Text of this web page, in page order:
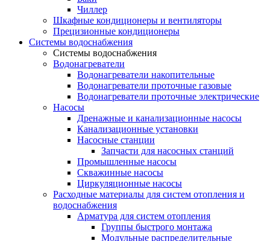
Чиллер
Шкафные кондиционеры и вентиляторы
Прецизионные кондиционеры
Системы водоснабжения
Системы водоснабжения
Водонагреватели
Водонагреватели накопительные
Водонагреватели проточные газовые
Водонагреватели проточные электрические
Насосы
Дренажные и канализационные насосы
Канализационные установки
Насосные станции
Запчасти для насосных станций
Промышленные насосы
Скважинные насосы
Циркуляционные насосы
Расходные материалы для систем отопления и
водоснабжения
Арматура для систем отопления
Группы быстрого монтажа
Модульные распределительные